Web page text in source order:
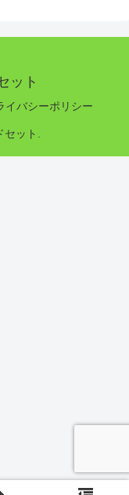
ット
イバシーポリシー
ット.